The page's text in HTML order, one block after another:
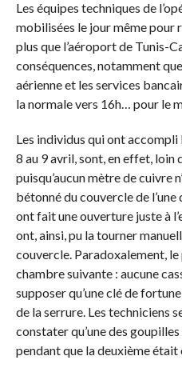
Les équipes techniques de
mobilisées le jour même pour
plus que l’aéroport de Tunis-
conséquences, notamment
aérienne et les services
la normale vers 16h… pour le
Les individus qui ont
8 au 9 avril, sont, en effet, loin
puisqu’aucun mètre de cuivre
bétonné du couvercle de
ont fait une ouverture juste à
ont, ainsi, pu la tourner
couvercle. Paradoxalement,
chambre suivante : aucune
supposer qu’une clé de
de la serrure. Les techniciens
constater qu’une des
pendant que la deuxième était